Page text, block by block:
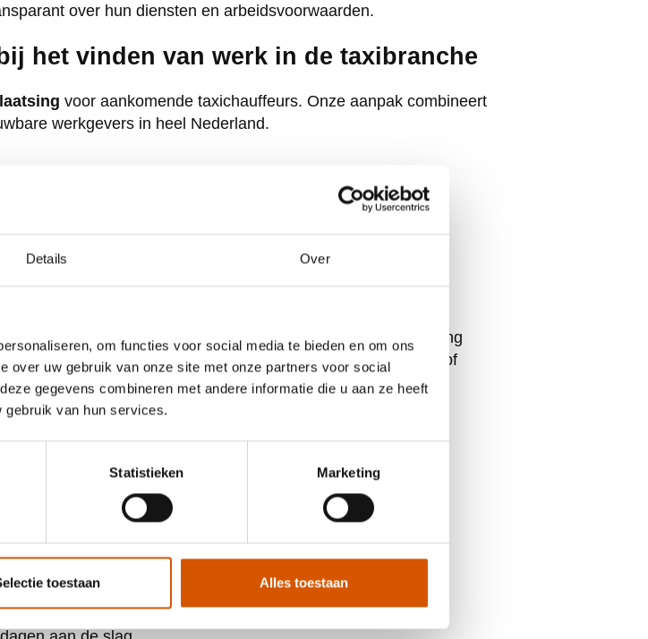
Details Over
om functies voor social media te bieden en om ons
over uw gebruik van onze site met onze partners voor social
gegevens combineren met andere informatie die u aan ze heeft
van hun services.
Statistieken Marketing
toestaan Alles toestaan
over hun diensten en arbeidsvoorwaarden.
het vinden van werk in de taxibranche
voor aankomende taxichauffeurs. Onze aanpak combineert
werkgevers in heel Nederland.
het aanvragen van de chauffeurskaart
chauffeurs. Door onze grondige screening en training
Neem contact opvoor meer informatie over onze diensten of
voordat ik werk vind als
Haag vind je vaak binnen 1-2 weken werk,
kan duren. Met de juiste certificeringen en